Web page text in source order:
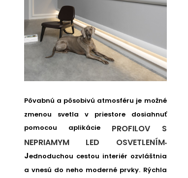
Pôvabnú a pôsobivú atmosféru je možné
zmenou svetla v priestore dosiahnuť
pomocou aplikácie PROFILOV S
NEPRIAMYM LED OSVETLENÍM.
Jednoduchou cestou interiér ozvláštnia
a vnesú do neho moderné prvky. Rýchla